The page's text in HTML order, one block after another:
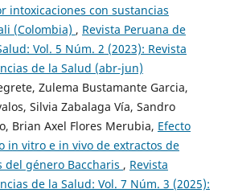
intoxicaciones con sustancias
(Colombia) , Revista Peruana de
Vol. 5 Núm. 2 (2023): Revista
de la Salud (abr-jun)
Zulema Bustamante Garcia,
Silvia Zabalaga Vía, Sandro
Brian Axel Flores Merubia, Efecto
in vitro e in vivo de extractos de
del género Baccharis , Revista
de la Salud: Vol. 7 Núm. 3 (2025):